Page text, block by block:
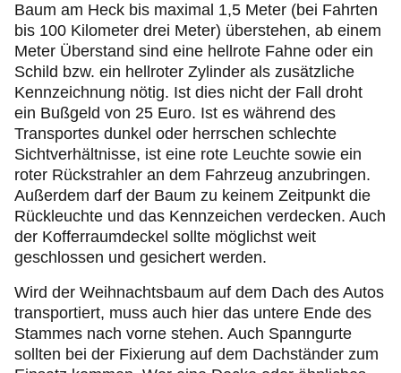
Baum am Heck bis maximal 1,5 Meter (bei Fahrten
bis 100 Kilometer drei Meter) überstehen, ab einem
Meter Überstand sind eine hellrote Fahne oder ein
Schild bzw. ein hellroter Zylinder als zusätzliche
Kennzeichnung nötig. Ist dies nicht der Fall droht
ein Bußgeld von 25 Euro. Ist es während des
Transportes dunkel oder herrschen schlechte
Sichtverhältnisse, ist eine rote Leuchte sowie ein
roter Rückstrahler an dem Fahrzeug anzubringen.
Außerdem darf der Baum zu keinem Zeitpunkt die
Rückleuchte und das Kennzeichen verdecken. Auch
der Kofferraumdeckel sollte möglichst weit
geschlossen und gesichert werden.
Wird der Weihnachtsbaum auf dem Dach des Autos
transportiert, muss auch hier das untere Ende des
Stammes nach vorne stehen. Auch Spanngurte
sollten bei der Fixierung auf dem Dachständer zum